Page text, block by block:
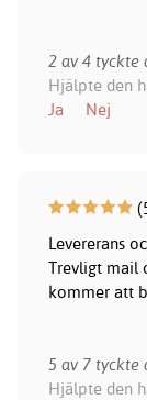
2 av 4 tyckte
Hjälpte den
Ja
Nej
Levererans
Trevligt mail
kommer att
5 av 7 tyckte
Hjälpte den